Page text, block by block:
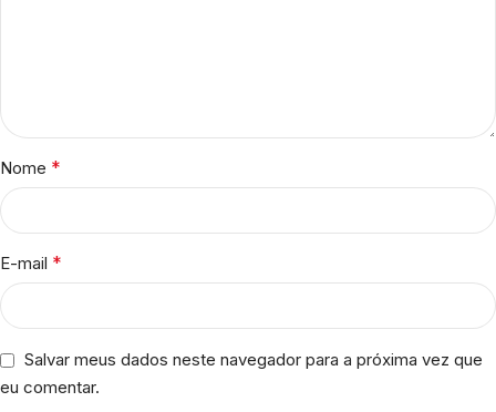
Nome *
E-mail *
Salvar meus dados neste navegador para a próxima vez que
eu comentar.